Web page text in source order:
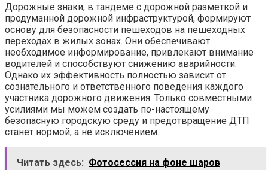
Дорожные знаки, в тандеме с дорожной разметкой и
продуманной дорожной инфраструктурой, формируют
основу для безопасности пешеходов на пешеходных
переходах в жилых зонах. Они обеспечивают
необходимое информирование, привлекают внимание
водителей и способствуют снижению аварийности.
Однако их эффективность полностью зависит от
сознательного и ответственного поведения каждого
участника дорожного движения. Только совместными
усилиями мы можем создать по-настоящему
безопасную городскую среду и предотвращение ДТП
станет нормой, а не исключением.
Читать здесь: Фотосессия на фоне шаров